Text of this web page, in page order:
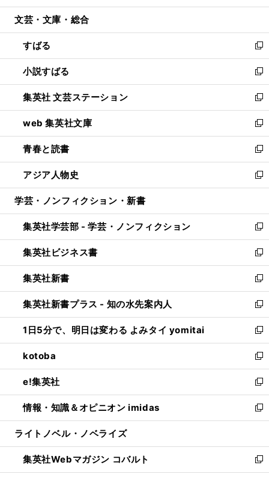
開
ウ
開
く
ン
ウ
で
開
く
ウ
ン
ド
ウ
で
開
く
文芸・文庫・総合
すばる
新
し
い
ウ
ィ
ン
ド
ウ
で
開
く
小説すばる
新
し
い
ウ
ィ
ン
ド
ウ
で
開
集英社 文芸ステーション
新
し
い
ウ
ィ
ン
ド
ウ
開
く
web 集英社文庫
新
し
い
ウ
ィ
ン
ウ
で
開
く
青春と読書
新
し
い
ウ
ン
ド
ウ
で
開
く
アジア人物史
新
し
ウ
ィ
ン
ド
ウ
で
開
く
学芸・ノンフィクション・新書
集英社学芸部 - 学芸・ノンフィクション
新
し
い
ウ
ィ
ン
ド
ウ
で
開
く
集英社ビジネス書
新
し
い
ウ
ィ
ン
ド
ウ
で
開
く
集英社新書
新
し
い
ウ
ィ
ン
ド
ウ
で
開
く
集英社新書プラス - 知の水先案内人
新
し
い
ウ
ィ
ン
ド
ウ
で
開
1日5分で、明日は変わる よみタイ yomitai
新
し
い
ウ
ィ
ン
ド
ウ
開
く
kotoba
新
し
い
ウ
ィ
ン
ウ
で
開
e!集英社
新
し
い
ウ
ン
ド
ウ
情報・知識＆オピニオン imidas
新
し
ウ
ィ
ン
ライトノベル・ノベライズ
集英社Webマガジン コバルト
新
し